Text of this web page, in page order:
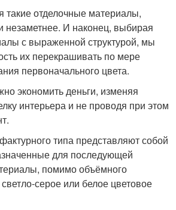
такие отделочные материалы,
незаметнее. И наконец, выбирая
с выраженной структурой, мы
их перекрашивать по мере
первоначального цвета.
экономить деньги, изменяя
интерьера и не проводя при этом
типа представляют собой
для последующей
помимо объёмного
серое или белое цветовое